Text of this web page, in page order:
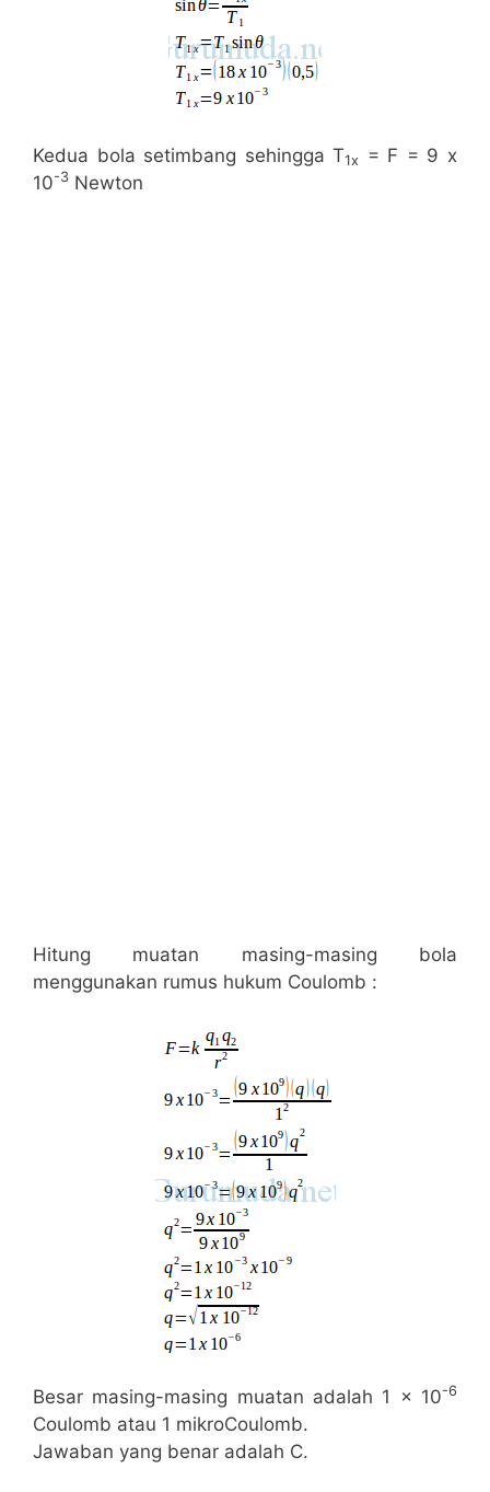
Kedua bola setimbang sehingga T1x
= F = 9 x
10-3 Newton
Hitung muatan masing-masing bola
menggunakan rumus hukum Coulomb :
Besar masing-masing muatan adalah 1 x 10-6
Coulomb atau 1 mikroCoulomb.
Jawaban yang benar adalah C.